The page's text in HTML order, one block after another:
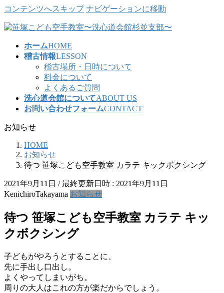
コンテンツへスキップ ナビゲーションに移動
ホームHOME
稽古情報LESSON
稽古場所・日時について
料金について
よくあるご質問
洗心道会館についてABOUT US
お問い合わせフォームCONTACT
お知らせ
HOME
お知らせ
待つ 笹塚こども空手教室 カラテ キックボクシング
2021年9月11日 / 最終更新日時 : 2021年9月11日
KenichiroTakayama お知らせ
待つ 笹塚こども空手教室 カラテ キッ
クボクシング
子どもがやろうとすることに、
先に手出し口出し。
よくやってしまいがち。
周りの大人はこれの方が楽だからでしょう。